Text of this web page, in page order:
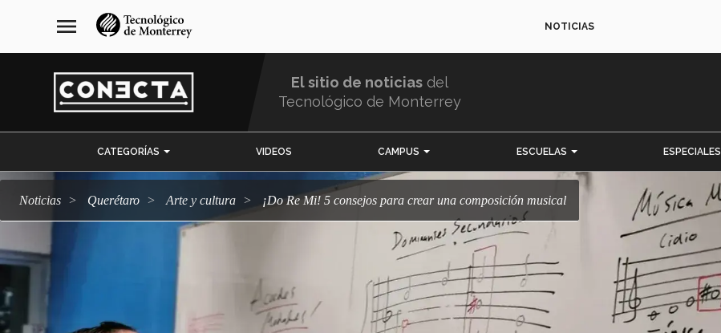
navegación
principal
menu NOTICIAS
El sitio de noticias del
Tecnológico de Monterrey
CATEGORÍAS VIDEOS CAMPUS ESCUELAS ESPECIALES
Noticias Querétaro arte y cultura ¡Do Re Mi! 5 consejos para crear una composición musical